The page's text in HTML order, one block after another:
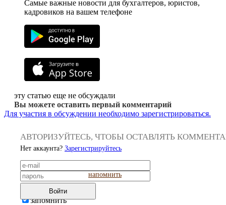
Самые важные новости для бухгалтеров, юристов,
кадровиков на вашем телефоне
эту статью еще не обсуждали
Вы можете оставить первый комментарий
Для участия в обсуждении необходимо зарегистрироваться.
АВТОРИЗУЙТЕСЬ, ЧТОБЫ ОСТАВЛЯТЬ
Нет аккаунта? Зарегистрируйтесь
напомнить
Войти
запомнить